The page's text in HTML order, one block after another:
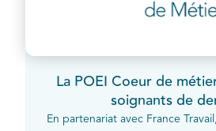
La POEI Coeur de
soignants de
En partenariat avec France